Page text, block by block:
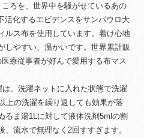
ろを、世界中を騒がせているあの
活化するエビデンスをサンパウロ大
ルス布を使用しています。着け心地
しやすい、温かいです。世界累計販
療従事者が好んで愛用する布マス
、洗濯ネットに入れた状態で洗濯
上の洗濯を繰り返しても効果が落
るま湯1Lに対して液体洗剤5mlの割
流水で無理なく2回すすぎます。